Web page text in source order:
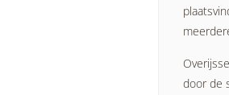
door de